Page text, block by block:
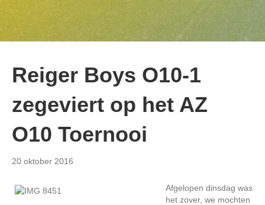
Reiger Boys O10-1
zegeviert op het AZ
O10 Toernooi
20 oktober 2016
Afgelopen dinsdag was
het zover, we mochten